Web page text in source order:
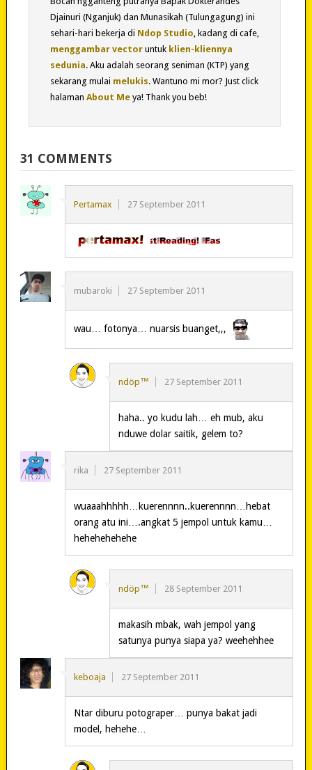
Djainuri (Nganjuk) dan Munasikah (Tulungagung) ini
sehari-hari bekerja di Ndop Studio, kadang di cafe,
menggambar vectoruntuk klien-kliennya
sedunia. Aku adalah seorang seniman (KTP) yang
sekarang mulai melukis. Wantuno mi mor? Just click
halaman About Meya! Thank you beb!
31 COMMENTS
Pertamax 27 September 2011
mubaroki 27 September 2011
wau… fotonya… nuarsis buanget,,,
ndöp™ 27 September 2011
haha.. yo kudu lah… eh mub, aku
nduwe dolar saitik, gelem to?
rika 27 September 2011
wuaaahhhhh…kuerennnn..kuerennnn…hebat
orang atu ini….angkat 5 jempol untuk kamu…
hehehehehehe
ndöp™ 28 September 2011
makasih mbak, wah jempol yang
satunya punya siapa ya? weehehhee
keboaja 27 September 2011
Ntar diburu potograper… punya bakat jadi
model, hehehe…